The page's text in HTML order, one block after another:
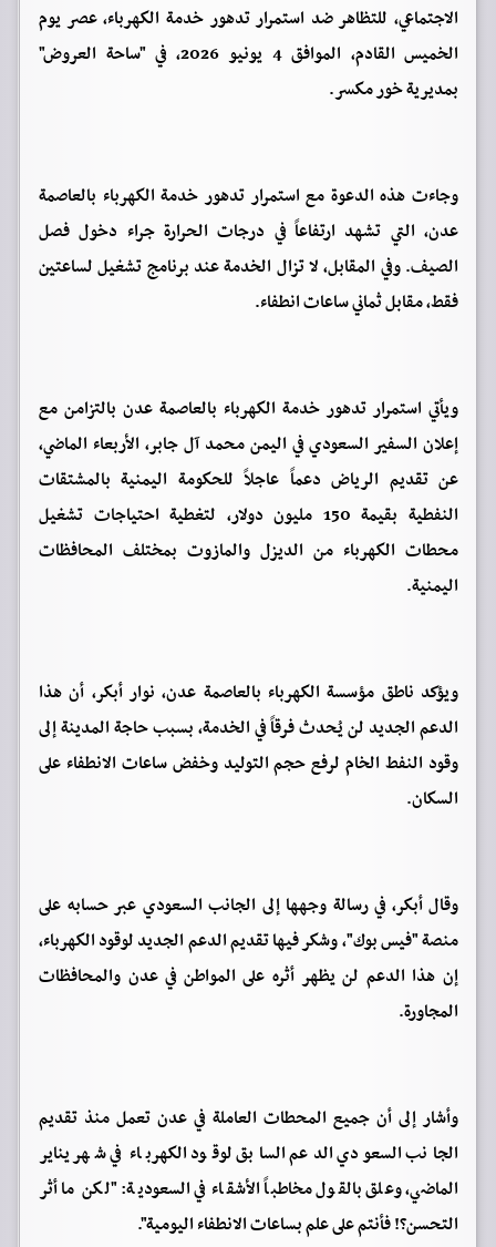
الاجتماعي، للتظاهر ضد استمرار تدهور خدمة الكهرباء، عصر يوم
الخميس القادم، الموافق 4 يونيو 2026، في "ساحة العروض"
بمديرية خور مكسر.
وجاءت هذه الدعوة مع استمرار تدهور خدمة الكهرباء بالعاصمة
عدن، التي تشهد ارتفاعاً في درجات الحرارة جراء دخول فصل
الصيف. وفي المقابل، لا تزال الخدمة عند برنامج تشغيل لساعتين
فقط، مقابل ثماني ساعات انطفاء.
ويأتي استمرار تدهور خدمة الكهرباء بالعاصمة عدن بالتزامن مع
إعلان السفير السعودي في اليمن محمد آل جابر، الأربعاء الماضي،
عن تقديم الرياض دعماً عاجلاً للحكومة اليمنية بالمشتقات
النفطية بقيمة 150 مليون دولار، لتغطية احتياجات تشغيل
محطات الكهرباء من الديزل والمازوت بمختلف المحافظات
اليمنية.
ويؤكد ناطق مؤسسة الكهرباء بالعاصمة عدن، نوار أبكر، أن هذا
الدعم الجديد لن يُحدث فرقاً في الخدمة، بسبب حاجة المدينة إلى
وقود النفط الخام لرفع حجم التوليد وخفض ساعات الانطفاء على
السكان.
وقال أبكر، في رسالة وجهها إلى الجانب السعودي عبر حسابه على
منصة "فيس بوك"، وشكر فيها تقديم الدعم الجديد لوقود الكهرباء،
إن هذا الدعم لن يظهر أثره على المواطن في عدن والمحافظات
المجاورة.
وأشار إلى أن جميع المحطات العاملة في عدن تعمل منذ تقديم
الجانب السعودي الدعم السابق لوقود الكهرباء في شهر يناير
الماضي، وعلق بالقول مخاطباً الأشقاء في السعودية: "لكن ما أثر
التحسن؟! فأنتم على علم بساعات الانطفاء اليومية".